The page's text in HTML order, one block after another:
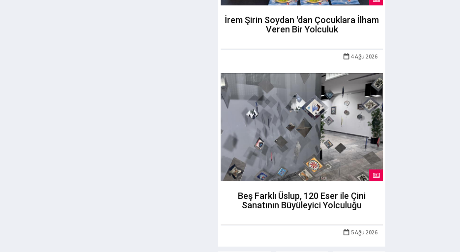
İrem Şirin Soydan 'dan Çocuklara İlham
Veren Bir Yolculuk
4 Ağu 2026
Beş Farklı Üslup, 120 Eser ile Çini
Sanatının Büyüleyici Yolculuğu
5 Ağu 2026